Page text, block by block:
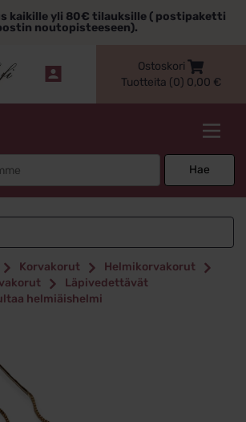
kaikille yli 80€ tilauksille ( postipaketti
noutopisteeseen).
Ostoskori
Tuotteita (0) 0,00 €
Hae
Korvakorut
Helmikorvakorut
Läpivedettävät
helmiäishelmi